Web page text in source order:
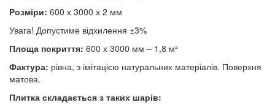
Розміри: 600 х 3000 х 2 мм
Увага! Допустиме відхилення ±3%
Площа покриття: 600 х 3000 мм – 1,8 м²
Фактура: рівна, з імітацією натуральних матеріалів. Поверхня
матова.
Плитка складається з таких шарів: